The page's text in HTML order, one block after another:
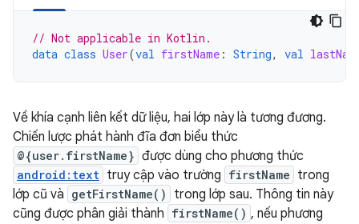
// Not applicable in Kotlin.
data class User(val firstName : String, val
Về khía cạnh liên kết dữ liệu, hai lớp này là tương đương.
Chiến lược phát hành đĩa đơn biểu thức
@{user.firstName} được dùng cho phương thức
android:text truy cập vào trường firstName trong
lớp cũ và getFirstName()
trong lớp sau. Thông tin này
cũng được phân giải thành firstName() , nếu phương